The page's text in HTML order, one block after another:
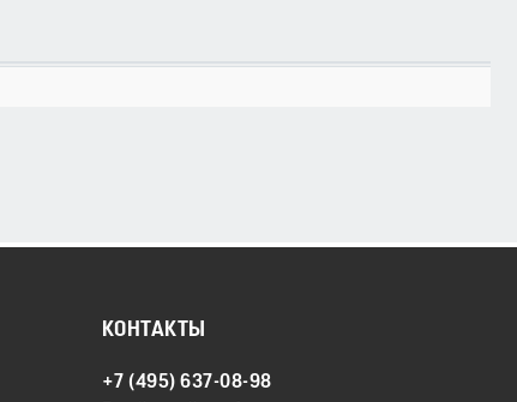
КОНТАКТЫ
+7 (495) 637-08-98